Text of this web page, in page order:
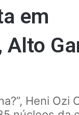
em
Heni Ozi